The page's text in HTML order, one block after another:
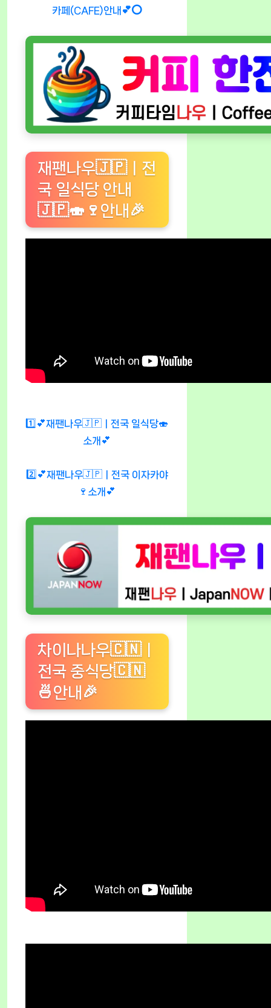
카페(CAFE)안내💕⭕
재팬나우🇯🇵ㅣ전
국 일식당 안내
🇯🇵🍣🍷안내🎉
1️⃣💕재팬나우🇯🇵ㅣ전국 일식당🍣
소개💕
2️⃣💕재팬나우🇯🇵ㅣ전국 이자카야
🍷소개💕
차이나나우🇨🇳ㅣ
전국 중식당🇨🇳
🍜안내🎉